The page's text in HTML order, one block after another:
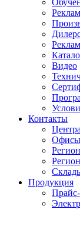
Видео
Контакты
Продукция